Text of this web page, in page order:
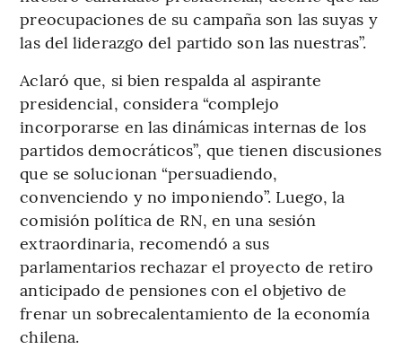
preocupaciones de su campaña son las suyas y
las del liderazgo del partido son las nuestras”.
Aclaró que, si bien respalda al aspirante
presidencial, considera “complejo
incorporarse en las dinámicas internas de los
partidos democráticos”, que tienen discusiones
que se solucionan “persuadiendo,
convenciendo y no imponiendo”. Luego, la
comisión política de RN, en una sesión
extraordinaria, recomendó a sus
parlamentarios rechazar el proyecto de retiro
anticipado de pensiones con el objetivo de
frenar un sobrecalentamiento de la economía
chilena.